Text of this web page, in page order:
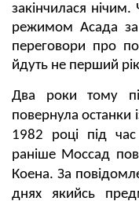
закінчилася
режимом Асада за
переговори про
йдуть не перший
Два роки тому
повернула останки
1982 році під
раніше Моссад
Коена. За
днях якийсь